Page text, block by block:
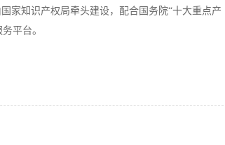
家知识产权局牵头建设，配合国务院“十大重点产
平台。